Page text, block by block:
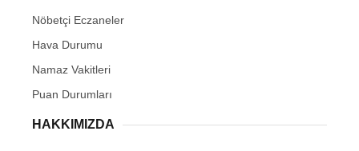
Nöbetçi Eczaneler
Hava Durumu
Namaz Vakitleri
Puan Durumları
HAKKIMIZDA